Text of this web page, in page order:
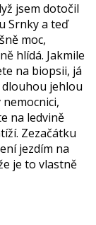
jsem dotočil
Srnky a teď
moc,
hlídá. Jakmile
na biopsii, já
dlouhou jehlou
na ledvině
Zezačátku
jezdím na
je to vlastně